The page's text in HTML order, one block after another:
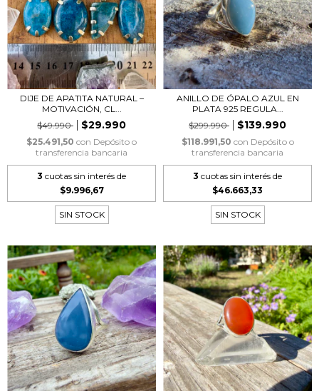
DIJE DE APATITA NATURAL –
MOTIVACIÓN, CL...
$49.990
$29.990
$25.491,50 con Depósito o
transferencia bancaria
3 cuotas sin interés de
$9.996,67
SIN STOCK
ANILLO DE ÓPALO AZUL EN
PLATA 925 REGULA...
$299.990
$139.990
$118.991,50 con Depósito o
transferencia bancaria
3 cuotas sin interés de
$46.663,33
SIN STOCK